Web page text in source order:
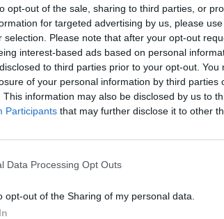
opt-out of the sale, sharing to third parties, or
for targeted advertising by us, please
selection. Please note that after your opt-out
interest-based ads based on personal
to third parties prior to your opt-out.
of your personal information by third parties
This information may also be disclosed by us to
Participants that may further disclose it to other
Data Processing Opt Outs
opt-out of the Sharing of my personal data.
ένα Galaxy S26 με τον Exynos 2600
τις υλοποιήσεις της Qualcomm, αλλά ούτε
τα άλλα χαρακτηριστικά, με μπαταρίες